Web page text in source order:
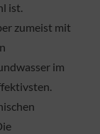
ist.
zumeist mit
im